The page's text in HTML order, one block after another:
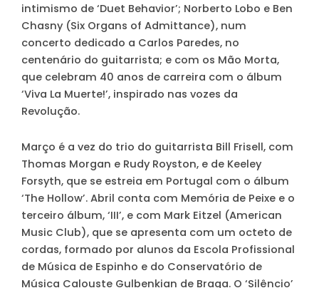
intimismo de ‘Duet Behavior’; Norberto Lobo e Ben
Chasny (Six Organs of Admittance), num
concerto dedicado a Carlos Paredes, no
centenário do guitarrista; e com os Mão Morta,
que celebram 40 anos de carreira com o álbum
‘Viva La Muerte!’, inspirado nas vozes da
Revolução.
Março é a vez do trio do guitarrista Bill Frisell, com
Thomas Morgan e Rudy Royston, e de Keeley
Forsyth, que se estreia em Portugal com o álbum
‘The Hollow’. Abril conta com Memória de Peixe e o
terceiro álbum, ‘III’, e com Mark Eitzel (American
Music Club), que se apresenta com um octeto de
cordas, formado por alunos da Escola Profissional
de Música de Espinho e do Conservatório de
Música Calouste Gulbenkian de Braga. O ‘Silêncio’